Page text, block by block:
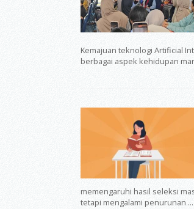
Kemajuan teknologi Artificial
berbagai aspek kehidupan
memengaruhi hasil seleksi
tetapi mengalami penurunan ...